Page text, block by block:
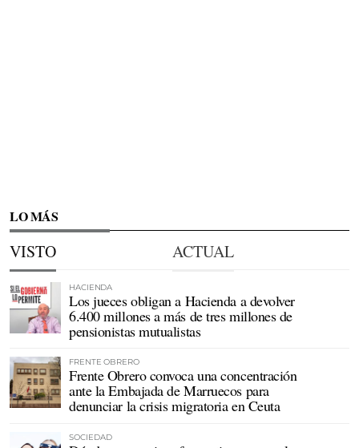
LO MÁS
VISTO ACTUAL
HACIENDA
Los jueces obligan a Hacienda a devolver
6.400 millones a más de tres millones de
pensionistas mutualistas
FRENTE OBRERO
Frente Obrero convoca una concentración
ante la Embajada de Marruecos para
denunciar la crisis migratoria en Ceuta
SOCIEDAD